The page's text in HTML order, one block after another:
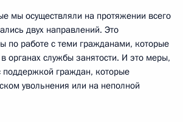
мы осуществляли на протяжении всего
двух направлений. Это
по работе с теми гражданами, которые
органах службы занятости. И это меры,
поддержкой граждан, которые
увольнения или на неполной